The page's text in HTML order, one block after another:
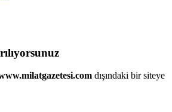
dışındaki bir siteye